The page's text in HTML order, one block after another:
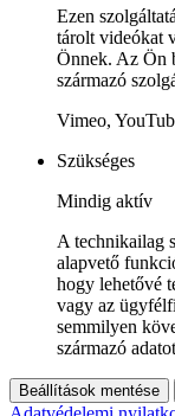
Ezen
tárolt videókat
Önnek. Az Ön
származó
Vimeo,
Szükséges
Mindig aktív
A technikailag
alapvető
hogy lehetővé
vagy az
semmilyen
származó
Beállítások mentése